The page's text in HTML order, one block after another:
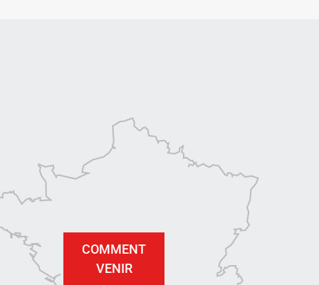
COMMENT
VENIR